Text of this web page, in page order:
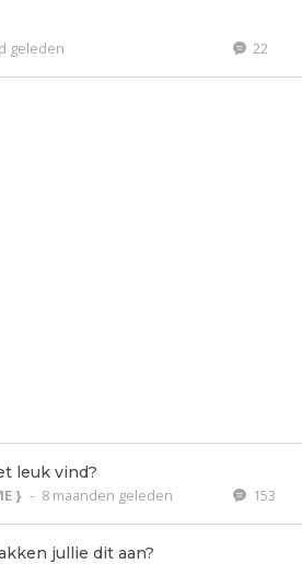
geleden 22
leuk vind?
} - 8 maanden geleden 153
jullie dit aan?